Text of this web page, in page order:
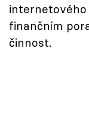
Sledujte
internetového
finančním
činnost.